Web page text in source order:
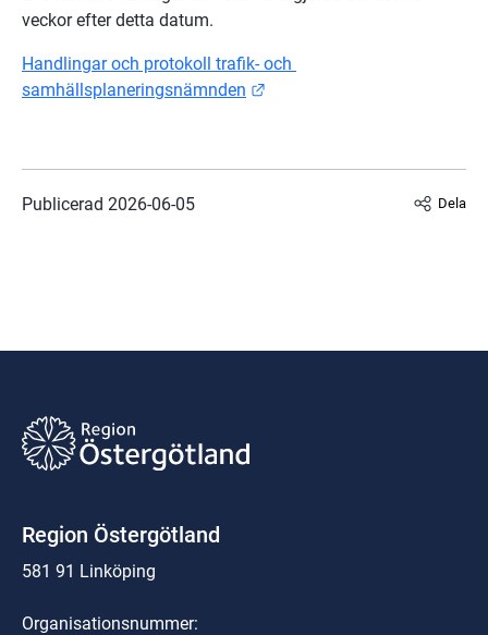
veckor efter detta datum.
Handlingar och protokoll trafik- och
samhällsplaneringsnämnden
Publicerad 2026-06-05 Dela
Region Östergötland
581 91 Linköping
Organisationsnummer: